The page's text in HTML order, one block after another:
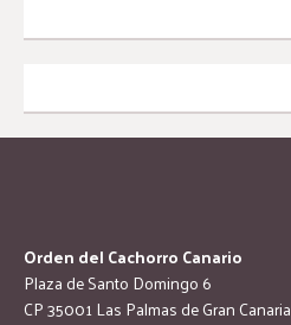
Orden del Cachorro Canario
Plaza de Santo Domingo 6
CP 35001 Las Palmas de Gran Canaria